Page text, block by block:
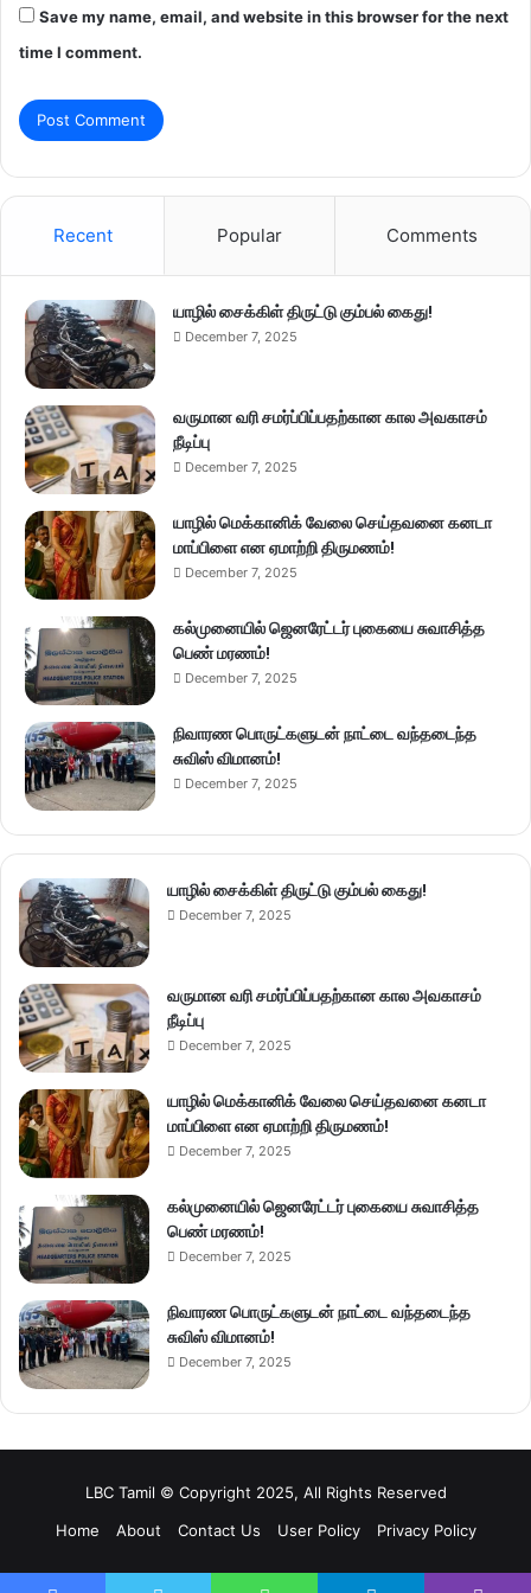
Save my name, email, and website in this browser for the next
time I comment.
Recent Popular Comments
யாழில் சைக்கிள் திருட்டு கும்பல் கைது!
December 7, 2025
வருமான வரி சமர்ப்பிப்பதற்கான கால அவகாசம்
நீடிப்பு
December 7, 2025
யாழில் மெக்கானிக் வேலை செய்தவனை கனடா
மாப்பிளை என ஏமாற்றி திருமணம்!
December 7, 2025
கல்முனையில் ஜெனரேட்டர் புகையை சுவாசித்த
பெண் மரணம்!
December 7, 2025
நிவாரண பொருட்களுடன் நாட்டை வந்தடைந்த
சுவிஸ் விமானம்!
December 7, 2025
யாழில் சைக்கிள் திருட்டு கும்பல் கைது!
December 7, 2025
வருமான வரி சமர்ப்பிப்பதற்கான கால அவகாசம்
நீடிப்பு
December 7, 2025
யாழில் மெக்கானிக் வேலை செய்தவனை கனடா
மாப்பிளை என ஏமாற்றி திருமணம்!
December 7, 2025
கல்முனையில் ஜெனரேட்டர் புகையை சுவாசித்த
பெண் மரணம்!
December 7, 2025
நிவாரண பொருட்களுடன் நாட்டை வந்தடைந்த
சுவிஸ் விமானம்!
December 7, 2025
LBC Tamil © Copyright 2025, All Rights Reserved
Home
About Contact Us User Policy Privacy Policy